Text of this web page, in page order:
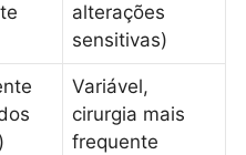
alterações
sensitivas)
Variável,
cirurgia mais
frequente